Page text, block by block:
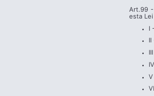
Art.99
esta
I